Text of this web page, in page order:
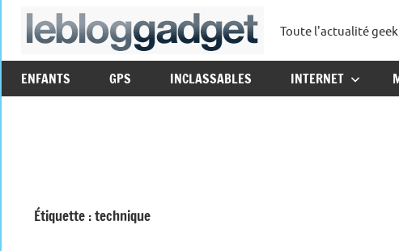
Aller
Toute l'actualité
ENFANTS GPS INCLASSABLES INTERNET
Étiquette :technique